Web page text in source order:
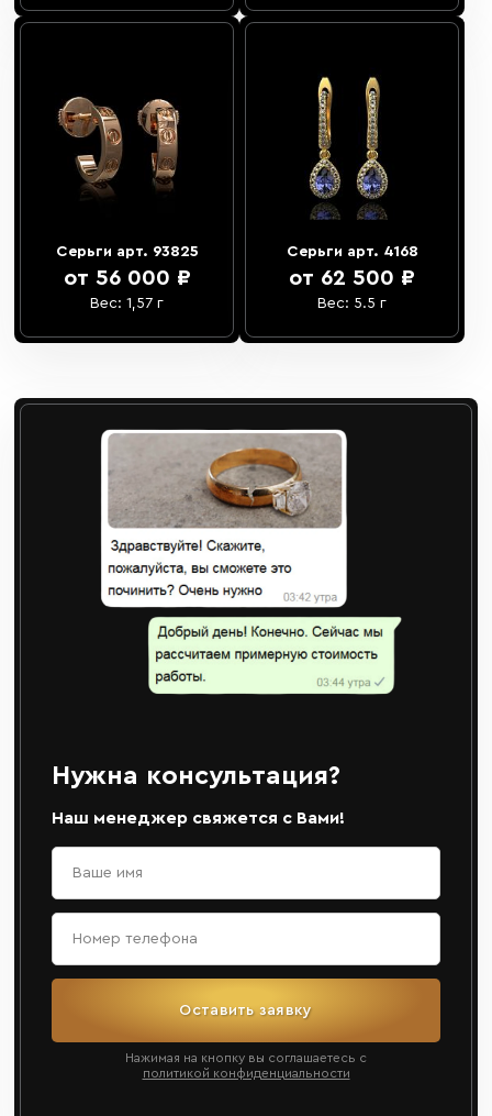
Серьги арт. 93825
от 56 000 ₽
Вес: 1,57 г
Серьги арт. 4168
от 62 500 ₽
Вес: 5.5 г
Нужна консультация?
Наш менеджер свяжется с Вами!
Оставить заявку
Нажимая на кнопку вы соглашаетесь с
политикой конфиденциальности